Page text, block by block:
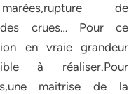
de
des crues… Pour ce
en vraie grandeur
à réaliser.Pour
maitrise de la